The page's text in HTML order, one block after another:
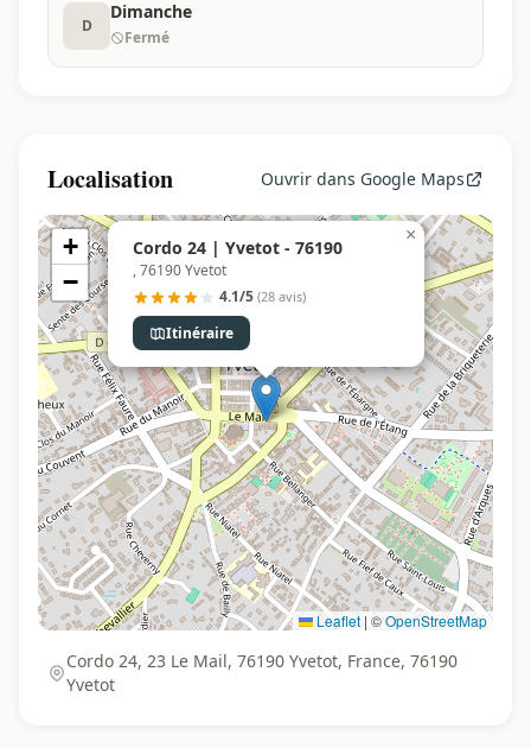
D
Dimanche
Fermé
Localisation Ouvrir dans Google Maps
Cordo 24 | Yvetot - 76190
, 76190 Yvetot
4.1/5 (28 avis)
Itinéraire
×
+
−
Leaflet | ©OpenStreetMap
Cordo 24, 23 Le Mail, 76190 Yvetot, France, 76190
Yvetot